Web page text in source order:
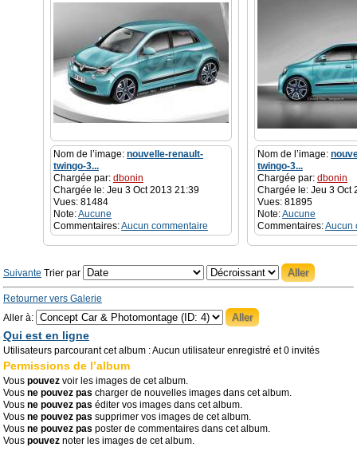
Nom de l’image: nouvelle-renault-
twingo-3...
Chargée par: dbonin
Chargée le: Jeu 3 Oct 2013 21:39
Vues: 81484
Note:Aucune
Commentaires:Aucun commentaire
Nom de l’image:
twingo-3...
Chargée par: dbonin
Chargée le: Jeu 3 Oct
Vues: 81895
Note:Aucune
Commentaires:Aucun
Suivante Trier par
Retourner vers Galerie
Aller à:
Qui est en ligne
Utilisateurs parcourant cet album : Aucun utilisateur enregistré et 0 invités
Permissions de l’album
Vous pouvez voir les images de cet album.
Vous ne pouvez pas charger de nouvelles images dans cet album.
Vous ne pouvez pas éditer vos images dans cet album.
Vous ne pouvez pas supprimer vos images de cet album.
Vous ne pouvez pas poster de commentaires dans cet album.
Vous pouvez noter les images de cet album.